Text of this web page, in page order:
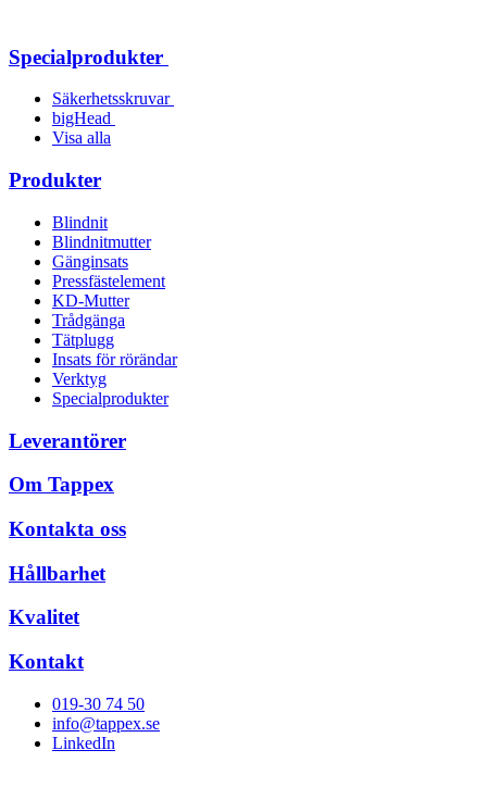
Specialprodukter
Säkerhetsskruvar
bigHead
Visa alla
Produkter
Blindnit
Blindnitmutter
Gänginsats
Pressfästelement
KD-Mutter
Trådgänga
Tätplugg
Insats för rörändar
Verktyg
Specialprodukter
Leverantörer
Om Tappex
Kontakta oss
Hållbarhet
Kvalitet
Kontakt
019-30 74 50
info@tappex.se
LinkedIn